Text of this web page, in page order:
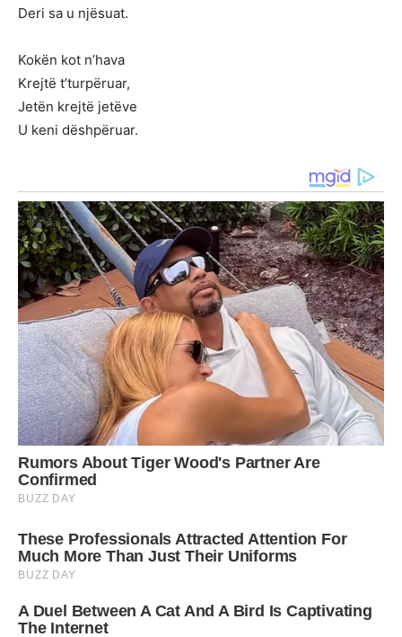
Deri sa u njësuat.
Kokën kot n’hava
Krejtë t’turpëruar,
Jetën krejtë jetëve
U keni dëshpëruar.